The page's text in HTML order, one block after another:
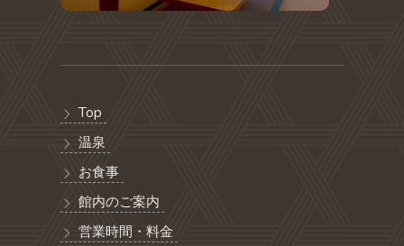
Top
温泉
お食事
館内のご案内
営業時間・料金